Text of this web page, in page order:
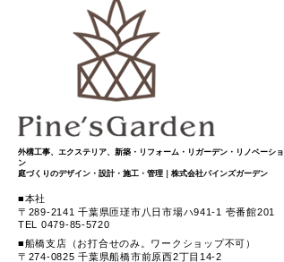
外構工事、エクステリア、新築・リフォーム・リガーデン・リノベーショ
ン
庭づくりのデザイン・設計・施工・管理｜株式会社パインズガーデン
本社
〒289-2141 千葉県匝瑳市八日市場ハ941-1 壱番館201
TEL 0479-85-5720
船橋支店（お打合せのみ。ワークショップ不可）
〒274-0825 千葉県船橋市前原西2丁目14-2